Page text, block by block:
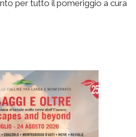
per tutto il pomeriggio a cura